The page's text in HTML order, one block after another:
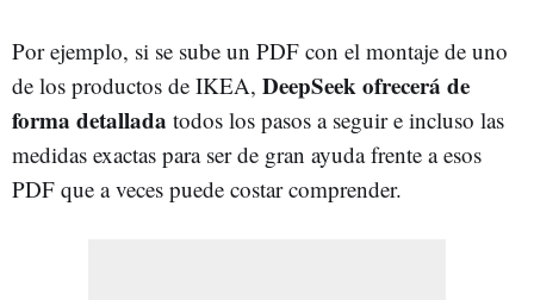
Por ejemplo, si se sube un PDF con el montaje de uno
de los productos de IKEA, DeepSeek ofrecerá de
forma detallada todos los pasos a seguir e incluso las
medidas exactas para ser de gran ayuda frente a esos
PDF que a veces puede costar comprender.